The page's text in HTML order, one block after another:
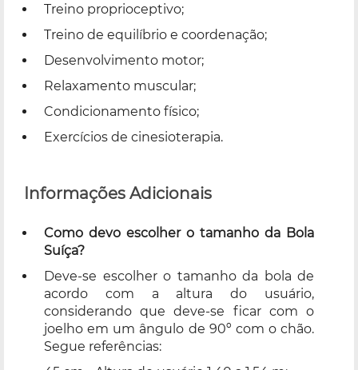
Treino proprioceptivo;
Treino de equilíbrio e coordenação;
Desenvolvimento motor;
Relaxamento muscular;
Condicionamento físico;
Exercícios de cinesioterapia.
Informações Adicionais
Como devo escolher o tamanho da Bola
Suíça?
Deve-se escolher o tamanho da bola de
acordo com a altura do usuário,
considerando que deve-se ficar com o
joelho em um ângulo de 90º com o chão.
Segue referências: